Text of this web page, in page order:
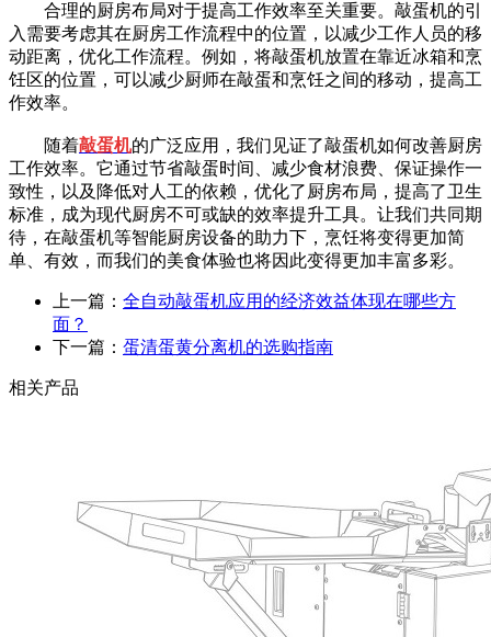
合理的厨房布局对于提高工作效率至关重要。敲蛋机的引
入需要考虑其在厨房工作流程中的位置，以减少工作人员的移
动距离，优化工作流程。例如，将敲蛋机放置在靠近冰箱和烹
饪区的位置，可以减少厨师在敲蛋和烹饪之间的移动，提高工
作效率。
随着敲蛋机的广泛应用，我们见证了敲蛋机如何改善厨房
工作效率。它通过节省敲蛋时间、减少食材浪费、保证操作一
致性，以及降低对人工的依赖，优化了厨房布局，提高了卫生
标准，成为现代厨房不可或缺的效率提升工具。让我们共同期
待，在敲蛋机等智能厨房设备的助力下，烹饪将变得更加简
单、有效，而我们的美食体验也将因此变得更加丰富多彩。
上一篇： 全自动敲蛋机应用的经济效益体现在哪些方
面？
下一篇： 蛋清蛋黄分离机的选购指南
相关产品